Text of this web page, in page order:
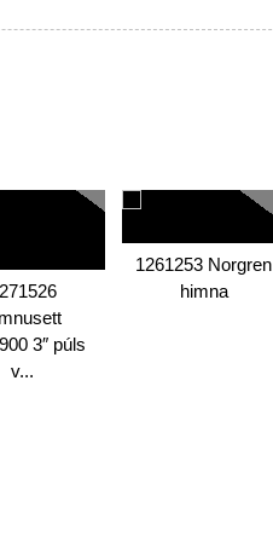
3″ púls
v...
1261253 Norgren
himna